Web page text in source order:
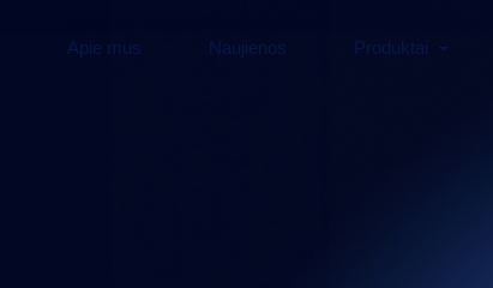
Apie mus Naujienos Produktai